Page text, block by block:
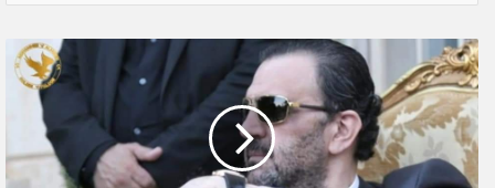
ي
د
ك
ا
ل
إ
ل